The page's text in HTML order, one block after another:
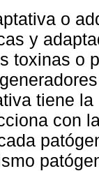
o
y
toxinas o
tiene
con